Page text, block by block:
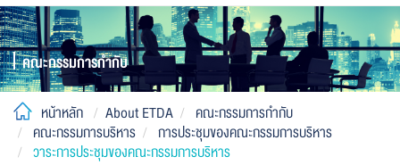
คณะกรรมการกำกับ
หน้าหลัก About ETDA
คณะกรรมการกำกับ
คณะกรรมการบริหาร
การประชุมของคณะกรรมการบริหาร
วาระการประชุมของคณะกรรมการบริหาร